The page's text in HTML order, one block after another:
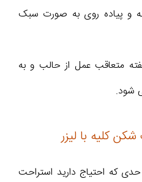
و پیاده روی به صورت سبک
غالبا در ۲ الی ۳ هفته متعاقب عمل از حالب و به
شود.
کلیه با لیزر
حدى که احتیاج دارید استراحت